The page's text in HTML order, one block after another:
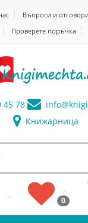
Въпроси и отговори
Проверете поръчка
45 78 info@
Книжарница
0